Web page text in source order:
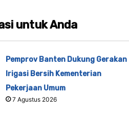
untuk Anda
Pemprov Banten Dukung Gerakan
Irigasi Bersih Kementerian
Pekerjaan Umum
7 Agustus 2026